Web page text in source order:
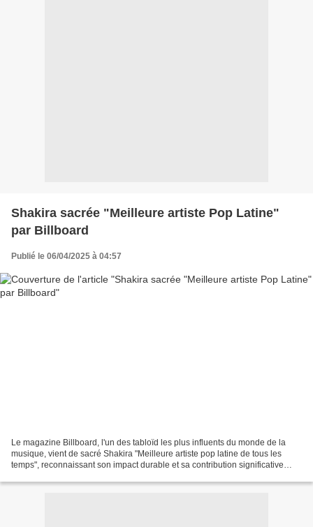
Shakira sacrée "Meilleure artiste Pop Latine"
par Billboard
Publié le 06/04/2025 à 04:57
Le magazine Billboard, l'un des tabloïd les plus influents du monde de la
musique, vient de sacré Shakira "Meilleure artiste pop latine de tous les
temps", reconnaissant son impact durable et sa contribution significative